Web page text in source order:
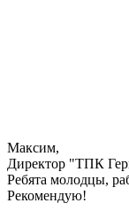
Максим,
Директор "ТПК
Ребята молодцы,
Рекомендую!